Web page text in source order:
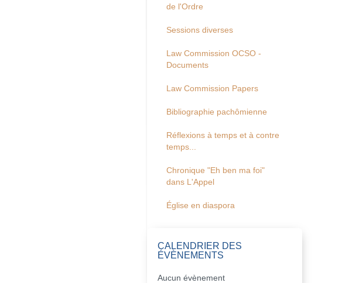
de l'Ordre
Sessions diverses
Law Commission OCSO -
Documents
Law Commission Papers
Bibliographie pachômienne
Réflexions à temps et à contre
temps...
Chronique "Eh ben ma foi"
dans L'Appel
Église en diaspora
CALENDRIER DES
ÉVÈNEMENTS
Aucun évènement